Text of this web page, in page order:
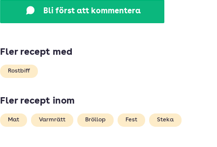
Bli först att kommentera
Fler recept med
Rostbiff
Fler recept inom
Mat Varmrätt Bröllop Fest Steka